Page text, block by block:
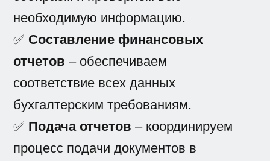
необходимую информацию.
✅ Составление финансовых
отчетов – обеспечиваем
соответствие всех данных
бухгалтерским требованиям.
✅ Подача отчетов – координируем
процесс подачи документов в